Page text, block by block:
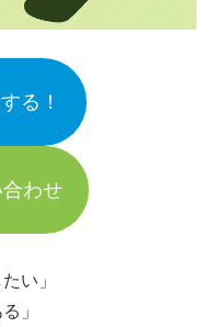
る！
わせ
い」
」